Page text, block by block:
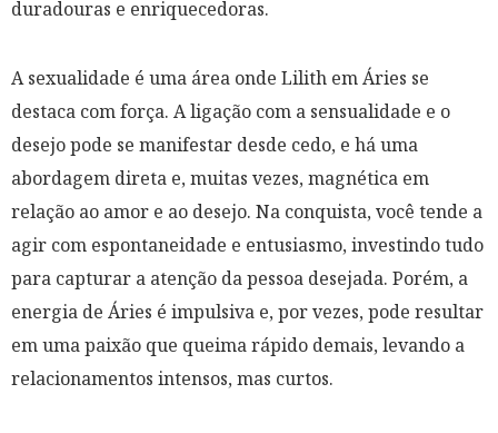
duradouras e enriquecedoras.
A sexualidade é uma área onde Lilith em Áries se
destaca com força. A ligação com a sensualidade e o
desejo pode se manifestar desde cedo, e há uma
abordagem direta e, muitas vezes, magnética em
relação ao amor e ao desejo. Na conquista, você tende a
agir com espontaneidade e entusiasmo, investindo tudo
para capturar a atenção da pessoa desejada. Porém, a
energia de Áries é impulsiva e, por vezes, pode resultar
em uma paixão que queima rápido demais, levando a
relacionamentos intensos, mas curtos.